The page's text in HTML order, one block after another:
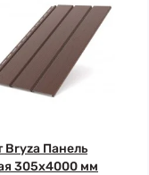
Bryza Панель
305х4000 мм